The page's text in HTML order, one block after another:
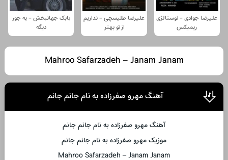
علیرضا جوادی - نوستالژی
ریمیکس
علیرضا طلیسچی - نداریم
از تو بهتر
بابک جهانبخش - یه جور
دیگه
Mahroo Safarzadeh – Janam Janam
آهنگ مهرو صفرزاده به نام جانم جانم
آهنگ مهرو صفرزاده به نام جانم جانم
موزیک مهرو صفرزاده به نام جانم جانم
Mahroo Safarzadeh – Janam Janam